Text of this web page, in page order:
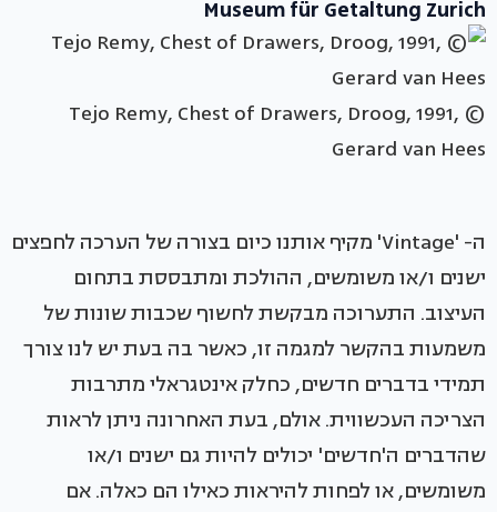
Museum für Getaltung Zurich
Tejo Remy, Chest of Drawers, Droog, 1991, ©
Gerard van Hees
ה- 'Vintage' מקיף אותנו כיום בצורה של הערכה לחפצים
ישנים ו/או משומשים, ההולכת ומתבססת בתחום
העיצוב. התערוכה מבקשת לחשוף שכבות שונות של
משמעות בהקשר למגמה זו, כאשר בה בעת יש לנו צורך
תמידי בדברים חדשים, כחלק אינטגראלי מתרבות
הצריכה העכשווית. אולם, בעת האחרונה ניתן לראות
שהדברים ה'חדשים' יכולים להיות גם ישנים ו/או
משומשים, או לפחות להיראות כאילו הם כאלה. אם